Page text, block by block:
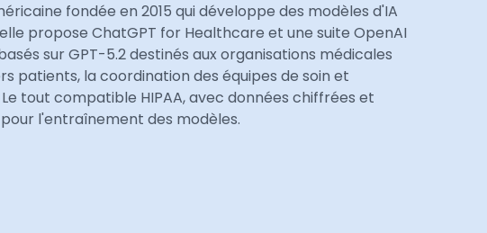
fondée en 2015 qui développe des modèles d'IA
propose ChatGPT for Healthcare et une suite OpenAI
sur GPT-5.2 destinés aux organisations médicales
patients, la coordination des équipes de soin et
tout compatible HIPAA, avec données chiffrées et
l'entraînement des modèles.